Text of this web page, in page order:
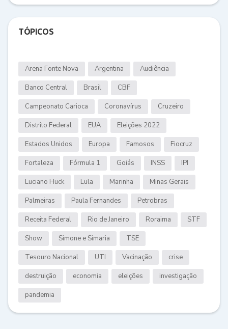
TÓPICOS
Arena Fonte Nova Argentina Audiência
Banco Central Brasil CBF
Campeonato Carioca Coronavírus Cruzeiro
Distrito Federal EUA Eleições 2022
Estados Unidos Europa Famosos Fiocruz
Fortaleza Fórmula 1 Goiás INSS IPI
Luciano Huck Lula Marinha Minas Gerais
Palmeiras Paula Fernandes Petrobras
Receita Federal Rio de Janeiro Roraima STF
Show Simone e Simaria TSE
Tesouro Nacional UTI Vacinação crise
destruição economia eleições investigação
pandemia